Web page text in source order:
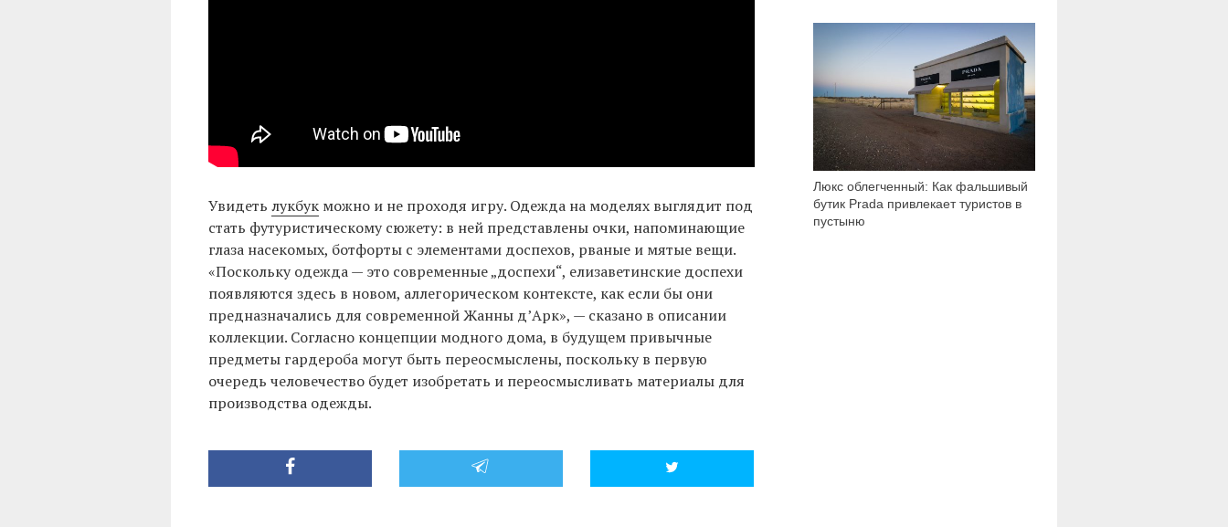
Увидеть лукбукможно и не проходя игру. Одежда на моделях выглядит под
стать футуристическому сюжету: в ней представлены очки, напоминающие
глаза насекомых, ботфорты с элементами доспехов, рваные и мятые вещи.
«Поскольку одежда — это современные „доспехи“, елизаветинские доспехи
появляются здесь в новом, аллегорическом контексте, как если бы они
предназначались для современной Жанны д’Арк», — сказано в описании
коллекции. Согласно концепции модного дома, в будущем привычные
предметы гардероба могут быть переосмыслены, поскольку в первую
очередь человечество будет изобретать и переосмысливать материалы для
производства одежды.
Люкс облегченный: Как фальшивый
бутик Prada привлекает туристов в
пустыню